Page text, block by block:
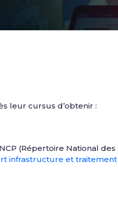
leur cursus d’obtenir :
(Répertoire National des
infrastructure et traitement